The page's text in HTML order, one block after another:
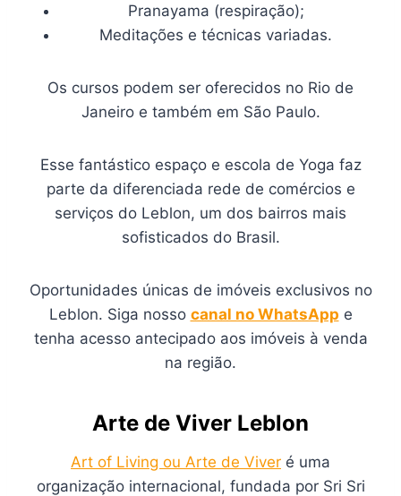
Pranayama (respiração);
Meditações e técnicas variadas.
Os cursos podem ser oferecidos no Rio de
Janeiro e também em São Paulo.
Esse fantástico espaço e escola de Yoga faz
parte da diferenciada rede de comércios e
serviços do Leblon, um dos bairros mais
sofisticados do Brasil.
Oportunidades únicas de imóveis exclusivos no
Leblon. Siga nosso canal no WhatsApp e
tenha acesso antecipado aos imóveis à venda
na região.
Arte de Viver Leblon
Art of Living ou Arte de Viver é uma
organização internacional, fundada por Sri Sri